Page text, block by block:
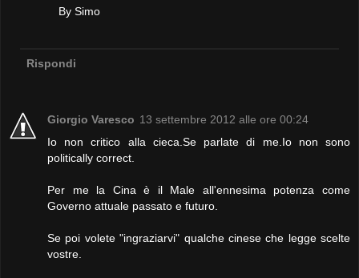
By Simo
Rispondi
Giorgio Varesco 13 settembre 2012 alle ore 00:24
Io non critico alla cieca.Se parlate di me.Io non sono
politically correct.
Per me la Cina è il Male all'ennesima potenza come
Governo attuale passato e futuro.
Se poi volete "ingraziarvi" qualche cinese che legge scelte
vostre.